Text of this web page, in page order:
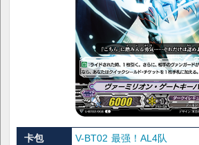
卡包
V-BT02 最强！AL4队